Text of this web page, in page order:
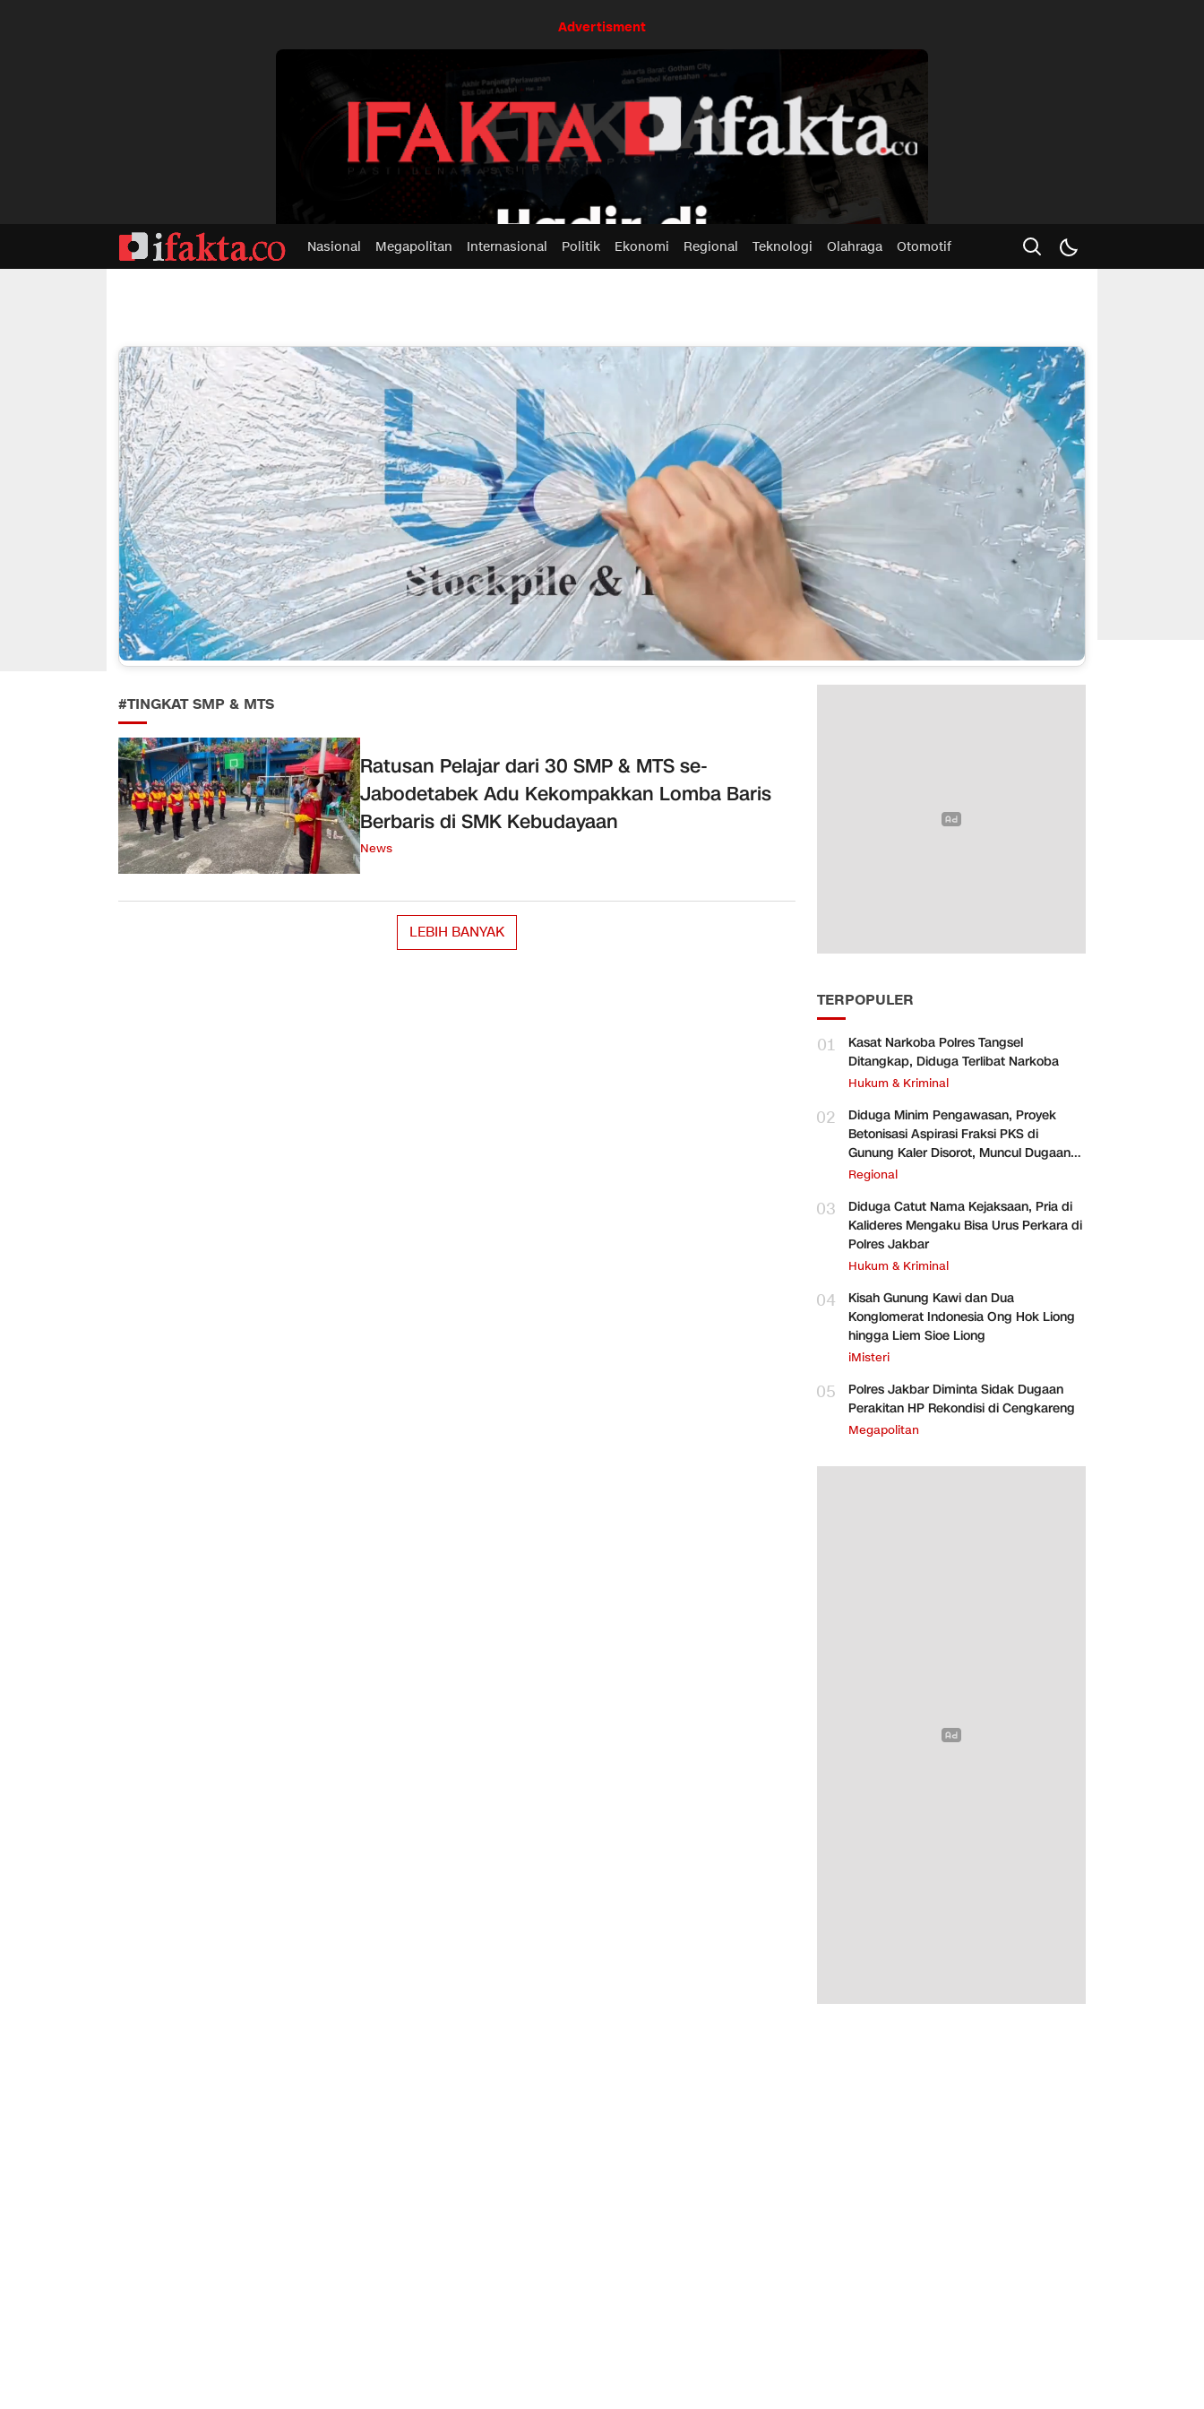
Advertisment
Nasional Megapolitan Internasional Politik Ekonomi Regional Teknologi Olahraga Otomotif
#TINGKAT SMP & MTS
Ratusan Pelajar dari 30 SMP & MTS se-
Jabodetabek Adu Kekompakkan Lomba Baris
Berbaris di SMK Kebudayaan
News
LEBIH BANYAK
TERPOPULER
01
Kasat Narkoba Polres Tangsel
Ditangkap, Diduga Terlibat Narkoba
Hukum & Kriminal
02
Diduga Minim Pengawasan, Proyek
Betonisasi Aspirasi Fraksi PKS di
Gunung Kaler Disorot, Muncul Dugaan
Pengurangan Volume
Regional
03
Diduga Catut Nama Kejaksaan, Pria di
Kalideres Mengaku Bisa Urus Perkara di
Polres Jakbar
Hukum & Kriminal
04
Kisah Gunung Kawi dan Dua
Konglomerat Indonesia Ong Hok Liong
hingga Liem Sioe Liong
iMisteri
05
Polres Jakbar Diminta Sidak Dugaan
Perakitan HP Rekondisi di Cengkareng
Megapolitan